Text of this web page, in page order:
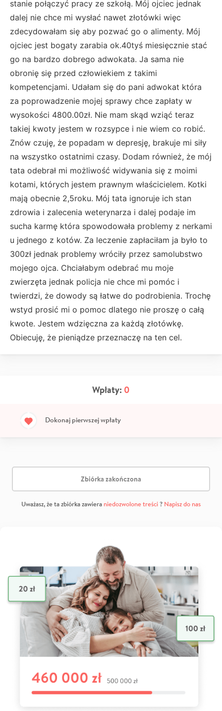
stanie połączyć pracy ze szkołą. Mój ojciec jednak
dalej nie chce mi wysłać nawet złotówki więc
zdecydowałam się aby pozwać go o alimenty. Mój
ojciec jest bogaty zarabia ok.40tyś miesięcznie stać
go na bardzo dobrego adwokata. Ja sama nie
obronię się przed człowiekiem z takimi
kompetencjami. Udałam się do pani adwokat która
za poprowadzenie mojej sprawy chce zapłaty w
wysokości 4800.00zł. Nie mam skąd wziąć teraz
takiej kwoty jestem w rozsypce i nie wiem co robić.
Znów czuję, że popadam w depresję, brakuje mi siły
na wszystko ostatnimi czasy. Dodam również, że mój
tata odebrał mi możliwość widywania się z moimi
kotami, których jestem prawnym właścicielem. Kotki
mają obecnie 2,5roku. Mój tata ignoruje ich stan
zdrowia i zalecenia weterynarza i dalej podaje im
sucha karmę która spowodowała problemy z nerkami
u jednego z kotów. Za leczenie zapłaciłam ja było to
300zł jednak problemy wróciły przez samolubstwo
mojego ojca. Chciałabym odebrać mu moje
zwierzęta jednak policja nie chce mi pomóc i
twierdzi, że dowody są łatwe do podrobienia. Trochę
wstyd prosić mi o pomoc dlatego nie proszę o całą
kwote. Jestem wdzięczna za każdą złotówkę.
Obiecuję, że pieniądze przeznaczę na ten cel.
Wpłaty: 0
Dokonaj pierwszej wpłaty
Zbiórka zakończona
Uważasz, że ta zbiórka zawiera niedozwolone treści? Napisz do nas